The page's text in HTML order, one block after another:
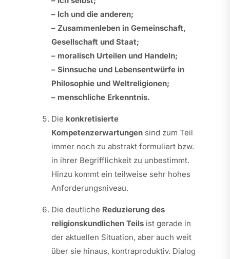
– Ich und die anderen;
– Zusammenleben in Gemeinschaft,
Gesellschaft und Staat;
– moralisch Urteilen und Handeln;
– Sinnsuche und Lebensentwürfe in
Philosophie und Weltreligionen;
– menschliche Erkenntnis.
Die konkretisierte
Kompetenzerwartungensind zum Teil
immer noch zu abstrakt formuliert bzw.
in ihrer Begrifflichkeit zu unbestimmt.
Hinzu kommt ein teilweise sehr hohes
Anforderungsniveau.
Die deutliche Reduzierung des
religionskundlichen Teilsist gerade in
der aktuellen Situation, aber auch weit
über sie hinaus, kontraproduktiv. Dialog